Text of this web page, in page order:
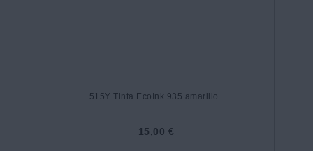
515Y Tinta EcoInk 935 amarillo..
15,00 €